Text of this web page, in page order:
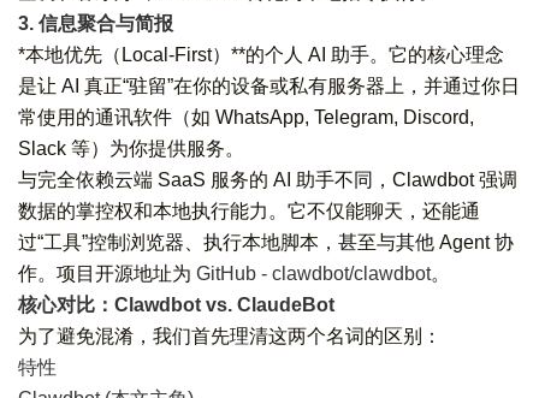
3. 信息聚合与简报
*本地优先（Local-First）**的个人 AI 助手。它的核心理念
是让 AI 真正“驻留”在你的设备或私有服务器上，并通过你日
常使用的通讯软件（如 WhatsApp, Telegram, Discord,
Slack 等）为你提供服务。
与完全依赖云端 SaaS 服务的 AI 助手不同，Clawdbot 强调
数据的掌控权和本地执行能力。它不仅能聊天，还能通
过“工具”控制浏览器、执行本地脚本，甚至与其他 Agent 协
作。项目开源地址为 GitHub - clawdbot/clawdbot。
核心对比：Clawdbot vs. ClaudeBot
为了避免混淆，我们首先理清这两个名词的区别：
特性